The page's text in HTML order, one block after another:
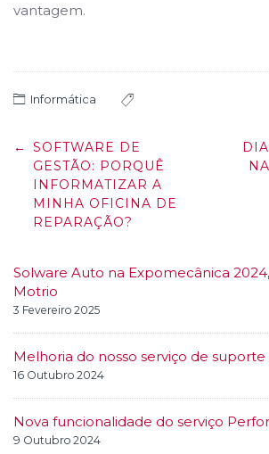
vantagem.
Informática
Post
navigation
← SOFTWARE DE
GESTÃO: PORQUÊ
INFORMATIZAR A
MINHA OFICINA DE
REPARAÇÃO?
Solware Auto na Expomecânica
Motrio
3 Fevereiro 2025
Melhoria do nosso serviço de
16 Outubro 2024
Nova funcionalidade do serviço
9 Outubro 2024